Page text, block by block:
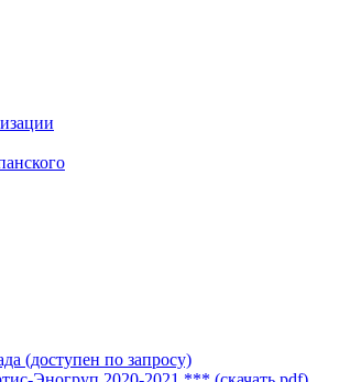
(доступен по запросу)